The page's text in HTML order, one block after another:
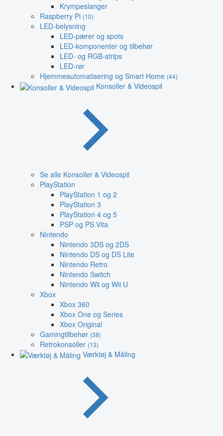
Krympeslanger
Raspberry Pi (10)
LED-belysning
LED-pærer og spots
LED-komponenter og tilbehør
LED- og RGB-strips
LED-rør
Hjemmeautomatisering og Smart Home (44)
Konsoller & Videospil
Se alle Konsoller & Videospil
PlayStation
PlayStation 1 og 2
PlayStation 3
PlayStation 4 og 5
PSP og PS Vita
Nintendo
Nintendo 3DS og 2DS
Nintendo DS og DS Lite
Nintendo Retro
Nintendo Switch
Nintendo Wii og Wii U
Xbox
Xbox 360
Xbox One og Series
Xbox Original
Gamingtilbehør (38)
Retrokonsoller (13)
Værktøj & Måling